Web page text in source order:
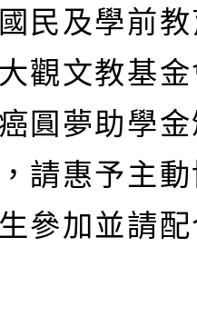
民及學前
觀文教基
圓夢助學
請惠予主
參加並請